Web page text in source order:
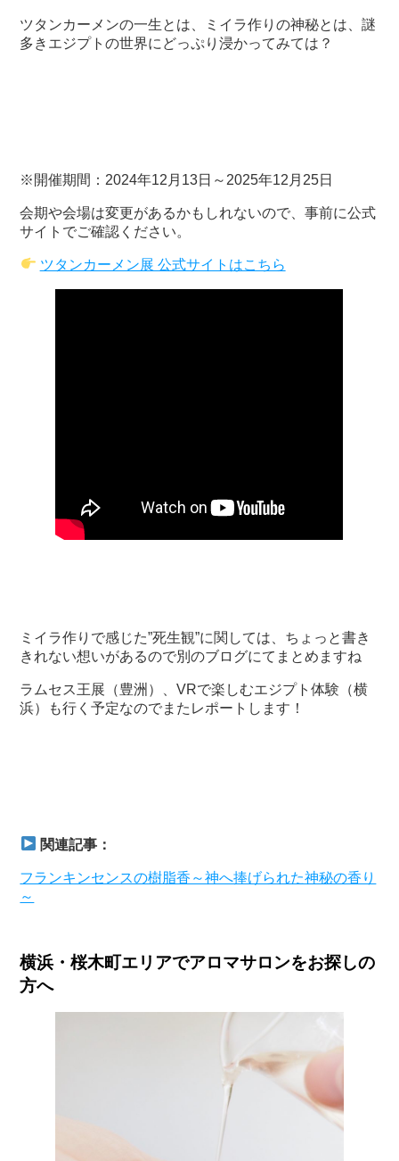
ツタンカーメンの一生とは、ミイラ作りの神秘とは、謎
多きエジプトの世界にどっぷり浸かってみては？
※開催期間：2024年12月13日～2025年12月25日
会期や会場は変更があるかもしれないので、事前に公式
サイトでご確認ください。
ツタンカーメン展 公式サイトはこちら
ミイラ作りで感じた”死生観”に関しては、ちょっと書き
きれない想いがあるので別のブログにてまとめますね
ラムセス王展（豊洲）、VRで楽しむエジプト体験（横
浜）も行く予定なのでまたレポートします！
関連記事：
フランキンセンスの樹脂香～神へ捧げられた神秘の香り
～
横浜・桜木町エリアでアロマサロンをお探しの
方へ